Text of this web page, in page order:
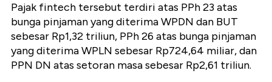
Pajak fintech tersebut terdiri atas PPh 23 atas
bunga pinjaman yang diterima WPDN dan BUT
sebesar Rp1,32 triliun, PPh 26 atas bunga pinjaman
yang diterima WPLN sebesar Rp724,64 miliar, dan
PPN DN atas setoran masa sebesar Rp2,61 triliun.